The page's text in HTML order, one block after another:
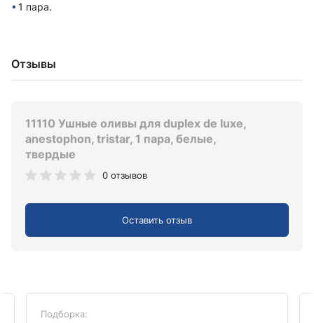
1 пара.
Отзывы
11110 Ушные оливы для duplex de luxe,
anestophon, tristar, 1 пара, белые,
твердые
0 отзывов
Оставить отзыв
Подборка: